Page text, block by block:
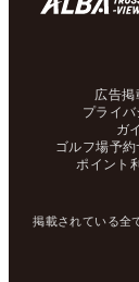
広告掲
プライ
ガ
ゴルフ場予
ポイント
掲載されている全